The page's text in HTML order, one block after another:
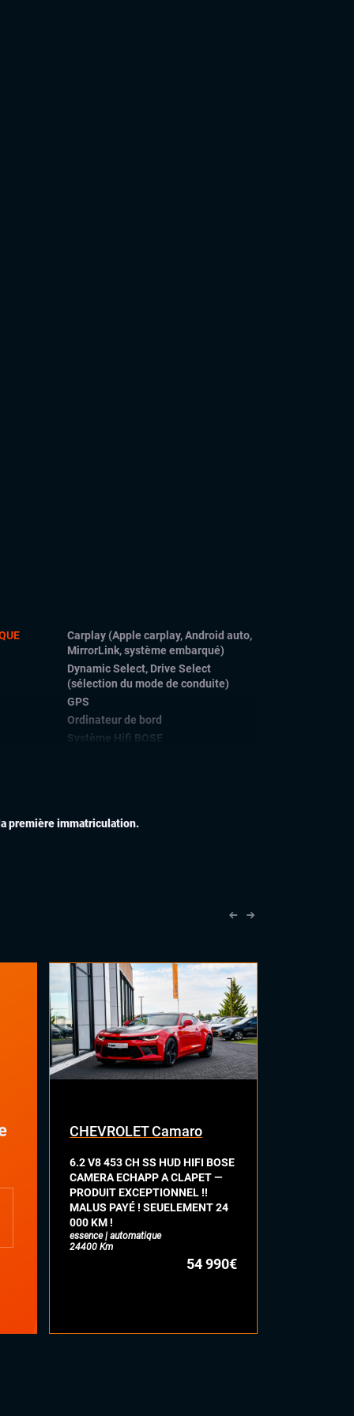
Carplay (Apple carplay, Android auto,
MirrorLink, système embarqué)
Dynamic Select, Drive Select
(sélection du mode de conduite)
GPS
Ordinateur de bord
Système Hifi BOSE
Feux xénon
Sièges Recaro
Vitres électriques
Volant cuir
Intérieur Premium
Palettes au volant
Sièges Recaro
première immatriculation.
CHEVROLET Camaro
6.2 V8 453 CH SS HUD HIFI BOSE
CAMERA ECHAPP A CLAPET —
PRODUIT EXCEPTIONNEL !!
MALUS PAYÉ ! SEUELEMENT 24
000 KM !
essence | automatique
24400 Km
54 990€